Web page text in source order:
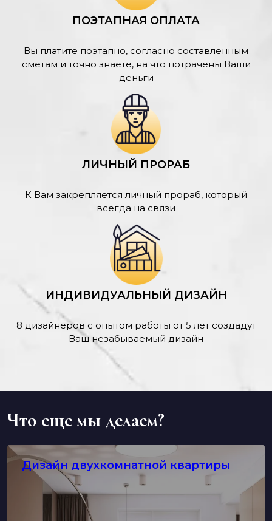
ПОЭТАПНАЯ ОПЛАТА
Вы платите поэтапно, согласно составленным
сметам и точно знаете, на что потрачены Ваши
деньги
ЛИЧНЫЙ ПРОРАБ
К Вам закрепляется личный прораб, который
всегда на связи
ИНДИВИДУАЛЬНЫЙ ДИЗАЙН
8 дизайнеров с опытом работы от 5 лет создадут
Ваш незабываемый дизайн
Что еще мы делаем?
Дизайн двухкомнатной квартиры